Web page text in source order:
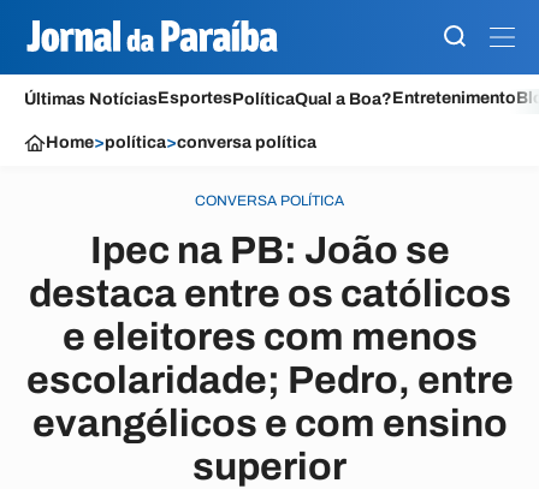
Últimas NotíciasEsportesPolíticaQual a Boa?Entretenimento
Home>política>conversa política
CONVERSA POLÍTICA
Ipec na PB: João se
destaca entre os católicos
e eleitores com menos
escolaridade; Pedro, entre
evangélicos e com ensino
superior